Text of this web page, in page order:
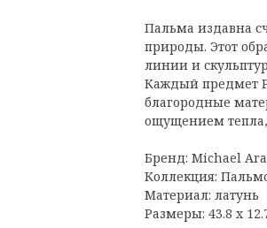
Пальма издавна
природы. Этот
линии и
Каждый предмет
благородные
ощущением тепла,
Бренд: Michael
Коллекция:
Материал: латунь
Размеры: 43.8 x